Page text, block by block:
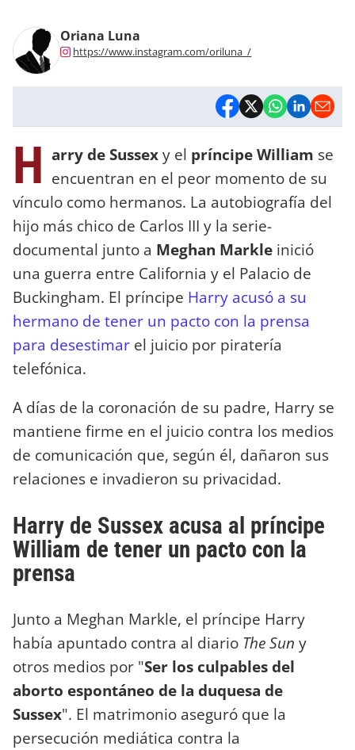
Oriana Luna
https://www.instagram.com/oriluna_/
H arry de Sussexy el príncipe William se
encuentran en el peor momento de su
vínculo como hermanos. La autobiografía del
hijo más chico de Carlos III y la serie-
documental junto a Meghan Markle inició
una guerra entre California y el Palacio de
Buckingham. El príncipe Harry acusó a su
hermano de tener un pacto con la prensa
para desestimar el juicio por piratería
telefónica.
A días de la coronación de su padre, Harry se
mantiene firme en el juicio contra los medios
de comunicación que, según él, dañaron sus
relaciones e invadieron su privacidad.
Harry de Sussex acusa al príncipe
William de tener un pacto con la
prensa
Junto a Meghan Markle, el príncipe Harry
había apuntado contra al diario The Sun y
otros medios por "Ser los culpables del
aborto espontáneo de la duquesa de
Sussex". El matrimonio aseguró que la
persecución mediática contra la